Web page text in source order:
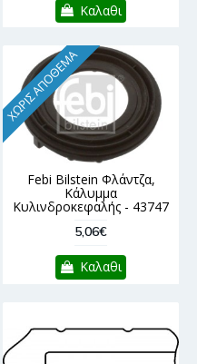
Καλαθι
ΧΩΡΊΣ ΑΠΌΘΕΜΑ
Febi Bilstein Φλάντζα,
Κάλυμμα
Κυλινδροκεφαλής - 43747
5,06€
Καλαθι